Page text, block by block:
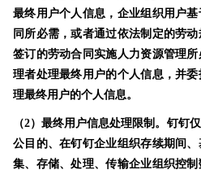
最终用户个人信息，企业组织用户
同所必需，或者通过依法制定的劳
签订的劳动合同实施人力资源管理
理者处理最终用户的个人信息，并
理最终用户的个人信息。
（2）最终用户信息处理限制。钉钉
公目的、在钉钉企业组织存续期间
集、存储、处理、传输企业组织控